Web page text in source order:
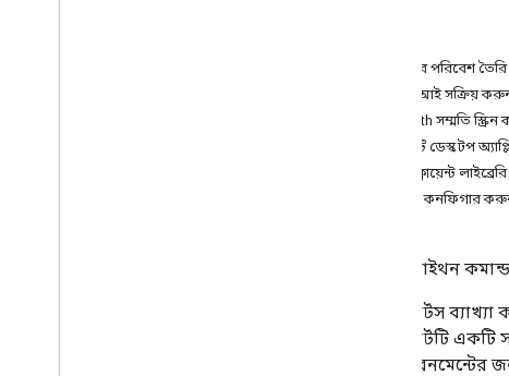
আপনার পরিবেশ
এপিআই সক্রিয়
OAuth সম্মতি
একটি ডেস্কটপ
গুগল ক্লায়েন্ট
নমুনাটি কনফিগার
একটি পাইথন
কুইকস্টার্টস
কুইকস্টার্টটি